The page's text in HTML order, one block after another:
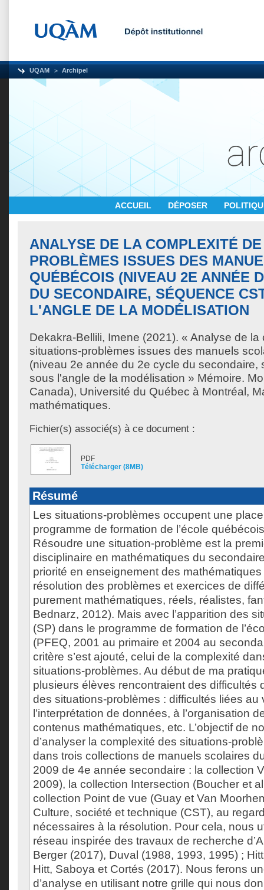
UQAM Archipel
ACCUEIL DÉPOSER
ANALYSE DE LA COMPLEXITÉ
PROBLÈMES ISSUES DES
QUÉBÉCOIS (NIVEAU 2E ANNÉE
DU SECONDAIRE, SÉQUENCE
L'ANGLE DE LA MODÉLISATION
Dekakra-Bellili, Imene (2021). « Analyse de la
situations-problèmes issues des manuels
(niveau 2e année du 2e cycle du secondaire,
sous l'angle de la modélisation » Mémoire.
Canada), Université du Québec à Montréal,
mathématiques.
Fichier(s) associé(s) à ce document :
PDF
Télécharger (8MB)
Résumé
Les situations-problèmes occupent une
programme de formation de l’école
Résoudre une situation-problème est la
disciplinaire en mathématiques du
priorité en enseignement des
résolution des problèmes et exercices de
purement mathématiques, réels, réalistes,
Bednarz, 2012). Mais avec l’apparition des
(SP) dans le programme de formation de
(PFEQ, 2001 au primaire et 2004 au
critère s’est ajouté, celui de la complexité
situations-problèmes. Au début de ma
plusieurs élèves rencontraient des difficultés
des situations-problèmes : difficultés liées au
l’interprétation de données, à l’organisation
contenus mathématiques, etc. L’objectif de
d’analyser la complexité des situations-
dans trois collections de manuels scolaires
2009 de 4e année secondaire : la collection
2009), la collection Intersection (Boucher et
collection Point de vue (Guay et Van
Culture, société et technique (CST), au
nécessaires à la résolution. Pour cela, nous
réseau inspirée des travaux de recherche
Berger (2017), Duval (1988, 1993, 1995) ;
Hitt, Saboya et Cortés (2017). Nous ferons
d’analyse en utilisant notre grille qui nous